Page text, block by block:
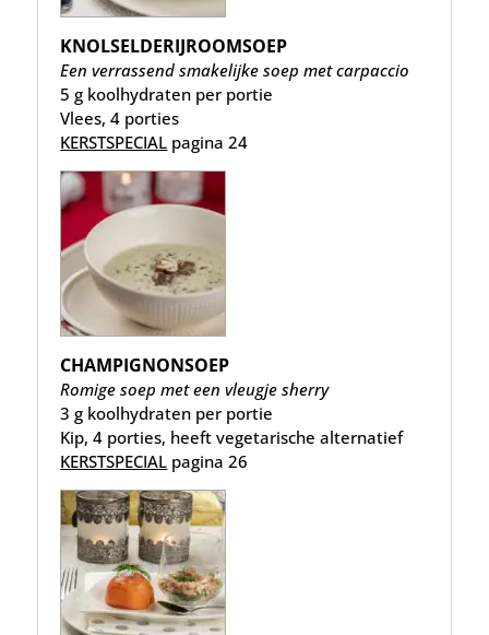
KNOLSELDERIJROOMSOEP
Een verrassend smakelijke soep met carpaccio
5 g koolhydraten per portie
Vlees, 4 porties
KERSTSPECIAL pagina 24
CHAMPIGNONSOEP
Romige soep met een vleugje sherry
3 g koolhydraten per portie
Kip, 4 porties, heeft vegetarische alternatief
KERSTSPECIAL pagina 26